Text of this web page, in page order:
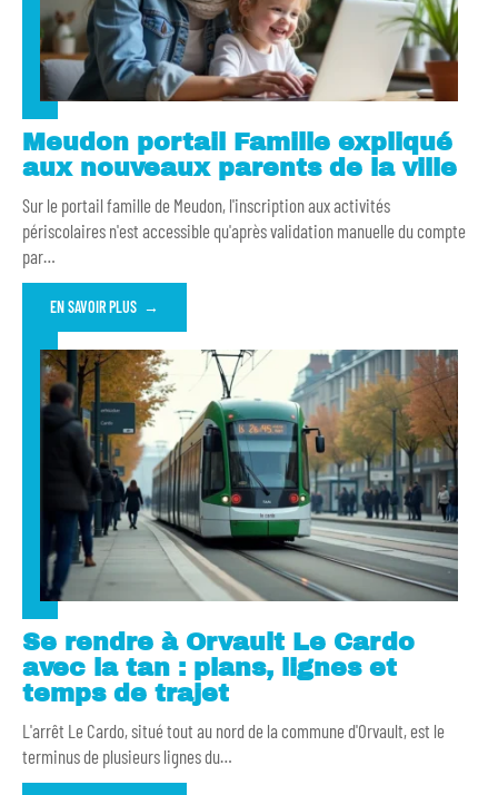
Meudon portail Famille expliqué
aux nouveaux parents de la ville
Sur le portail famille de Meudon, l'inscription aux activités
périscolaires n'est accessible qu'après validation manuelle du compte
par…
EN SAVOIR PLUS
Se rendre à Orvault Le Cardo
avec la tan : plans, lignes et
temps de trajet
L'arrêt Le Cardo, situé tout au nord de la commune d'Orvault, est le
terminus de plusieurs lignes du…